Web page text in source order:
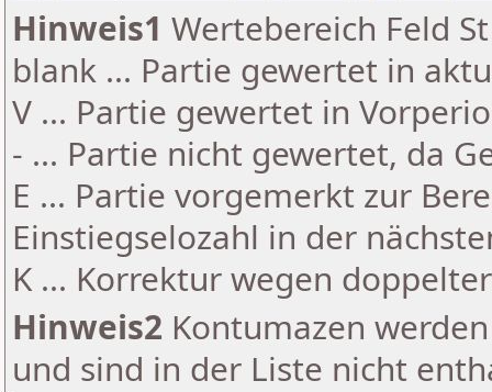
Hinweis1 Wertebereich Feld
blank ... Partie gewertet in
V ... Partie gewertet in
- ... Partie nicht gewertet, da
E ... Partie vorgemerkt zur
Einstiegselozahl in der
K ... Korrektur wegen
Hinweis2 Kontumazen
und sind in der Liste nicht